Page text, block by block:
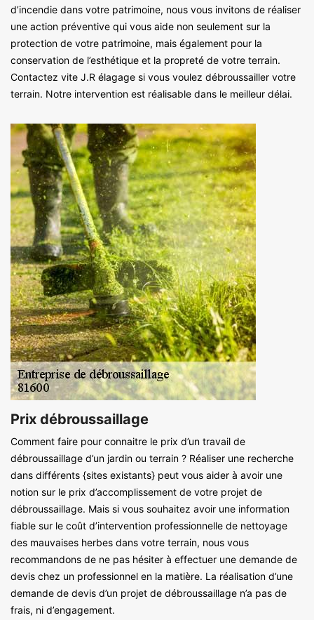
d’incendie dans votre patrimoine, nous vous invitons de réaliser
une action préventive qui vous aide non seulement sur la
protection de votre patrimoine, mais également pour la
conservation de l’esthétique et la propreté de votre terrain.
Contactez vite J.R élagage si vous voulez débroussailler votre
terrain. Notre intervention est réalisable dans le meilleur délai.
Prix débroussaillage
Comment faire pour connaitre le prix d’un travail de
débroussaillage d’un jardin ou terrain ? Réaliser une recherche
dans différents {sites existants} peut vous aider à avoir une
notion sur le prix d’accomplissement de votre projet de
débroussaillage. Mais si vous souhaitez avoir une information
fiable sur le coût d’intervention professionnelle de nettoyage
des mauvaises herbes dans votre terrain, nous vous
recommandons de ne pas hésiter à effectuer une demande de
devis chez un professionnel en la matière. La réalisation d’une
demande de devis d’un projet de débroussaillage n’a pas de
frais, ni d’engagement.